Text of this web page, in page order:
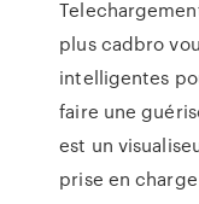
plus cadbro
intelligentes
faire une
est un
prise en